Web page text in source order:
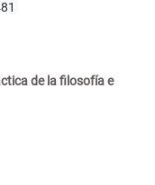
de la filosofía e